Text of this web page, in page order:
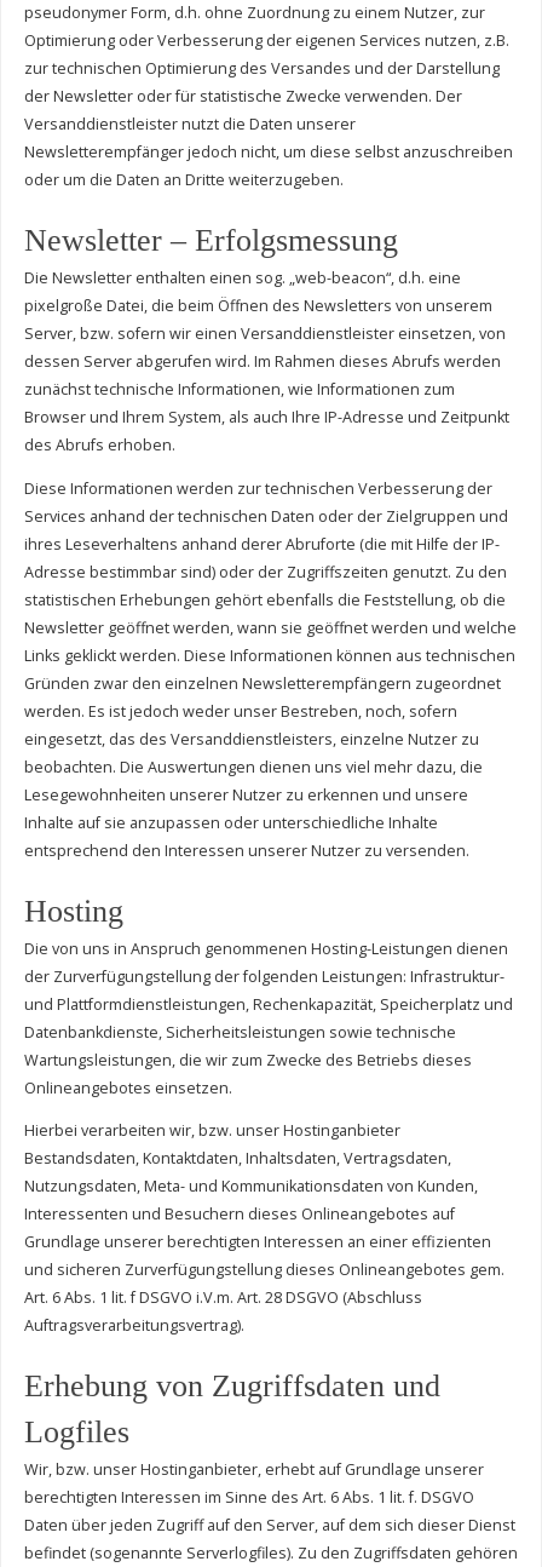
pseudonymer Form, d.h. ohne Zuordnung zu einem Nutzer, zur
Optimierung oder Verbesserung der eigenen Services nutzen, z.B.
zur technischen Optimierung des Versandes und der Darstellung
der Newsletter oder für statistische Zwecke verwenden. Der
Versanddienstleister nutzt die Daten unserer
Newsletterempfänger jedoch nicht, um diese selbst anzuschreiben
oder um die Daten an Dritte weiterzugeben.
Newsletter – Erfolgsmessung
Die Newsletter enthalten einen sog. „web-beacon“, d.h. eine
pixelgroße Datei, die beim Öffnen des Newsletters von unserem
Server, bzw. sofern wir einen Versanddienstleister einsetzen, von
dessen Server abgerufen wird. Im Rahmen dieses Abrufs werden
zunächst technische Informationen, wie Informationen zum
Browser und Ihrem System, als auch Ihre IP-Adresse und Zeitpunkt
des Abrufs erhoben.
Diese Informationen werden zur technischen Verbesserung der
Services anhand der technischen Daten oder der Zielgruppen und
ihres Leseverhaltens anhand derer Abruforte (die mit Hilfe der IP-
Adresse bestimmbar sind) oder der Zugriffszeiten genutzt. Zu den
statistischen Erhebungen gehört ebenfalls die Feststellung, ob die
Newsletter geöffnet werden, wann sie geöffnet werden und welche
Links geklickt werden. Diese Informationen können aus technischen
Gründen zwar den einzelnen Newsletterempfängern zugeordnet
werden. Es ist jedoch weder unser Bestreben, noch, sofern
eingesetzt, das des Versanddienstleisters, einzelne Nutzer zu
beobachten. Die Auswertungen dienen uns viel mehr dazu, die
Lesegewohnheiten unserer Nutzer zu erkennen und unsere
Inhalte auf sie anzupassen oder unterschiedliche Inhalte
entsprechend den Interessen unserer Nutzer zu versenden.
Hosting
Die von uns in Anspruch genommenen Hosting-Leistungen dienen
der Zurverfügungstellung der folgenden Leistungen: Infrastruktur-
und Plattformdienstleistungen, Rechenkapazität, Speicherplatz und
Datenbankdienste, Sicherheitsleistungen sowie technische
Wartungsleistungen, die wir zum Zwecke des Betriebs dieses
Onlineangebotes einsetzen.
Hierbei verarbeiten wir, bzw. unser Hostinganbieter
Bestandsdaten, Kontaktdaten, Inhaltsdaten, Vertragsdaten,
Nutzungsdaten, Meta- und Kommunikationsdaten von Kunden,
Interessenten und Besuchern dieses Onlineangebotes auf
Grundlage unserer berechtigten Interessen an einer effizienten
und sicheren Zurverfügungstellung dieses Onlineangebotes gem.
Art. 6 Abs. 1 lit. f DSGVO i.V.m. Art. 28 DSGVO (Abschluss
Auftragsverarbeitungsvertrag).
Erhebung von Zugriffsdaten und
Logfiles
Wir, bzw. unser Hostinganbieter, erhebt auf Grundlage unserer
berechtigten Interessen im Sinne des Art. 6 Abs. 1 lit. f. DSGVO
Daten über jeden Zugriff auf den Server, auf dem sich dieser Dienst
befindet (sogenannte Serverlogfiles). Zu den Zugriffsdaten gehören